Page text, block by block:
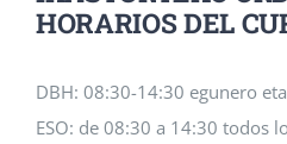
HORARIOS DEL
DBH: 08:30-14:30 egunero
ESO: de 08:30 a 14:30 todos